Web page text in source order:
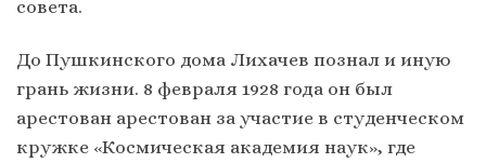
совета.
До Пушкинского дома Лихачев познал и иную
грань жизни. 8 февраля 1928 года он был
арестован арестован за участие в студенческом
кружке «Космическая академия наук», где